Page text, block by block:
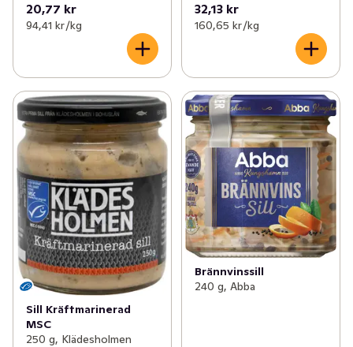
20,77 kr
94,41 kr /kg
32,13 kr
160,65 kr /kg
Sill Kräftmarinerad
MSC
250 g, Klädesholmen
Brännvinssill
240 g, Abba